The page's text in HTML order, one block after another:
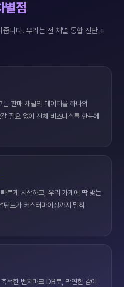
별점
니다. 우리는 전 채널 통합 진단 +
든 판매 채널의 데이터를 하나의
필요 없이 전체 비즈니스를 한눈에
르게 시작하고, 우리 가게에 딱 맞는
턴트가 커스터마이징까지 밀착
적한 벤치마크 DB로, 막연한 감이